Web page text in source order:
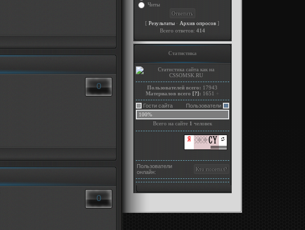
0
0
Читы
[ Результаты · Архив опросов ]
Всего ответов: 414
Статистика
Пользователей всего: 17943
Материалов всего [?]: 1651 +
Гости сайта
Пользователи
100%
Всего на сайте 1 человек
Пользователи
онлайн: